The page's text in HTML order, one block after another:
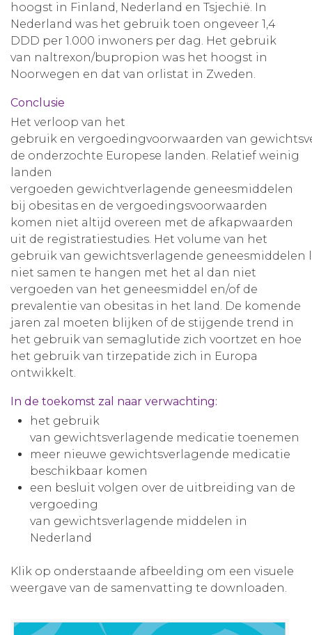
hoogst in Finland, Nederland en Tsjechië. In
Nederland was het gebruik toen ongeveer 1,4
DDD per 1.000 inwoners per dag. Het gebruik
van naltrexon/bupropion was het hoogst in
Noorwegen en dat van orlistat in Zweden.
Conclusie
Het verloop van het
gebruik en vergoedingvoorwaarden van
de onderzochte Europese landen. Relatief weinig
landen
vergoeden gewichtverlagende geneesmiddelen
bij obesitas en de vergoedingsvoorwaarden
komen niet altijd overeen met de afkapwaarden
uit de registratiestudies. Het volume van het
gebruik van gewichtsverlagende geneesmiddelen
niet samen te hangen met het al dan niet
vergoeden van het geneesmiddel en/of de
prevalentie van obesitas in het land. De komende
jaren zal moeten blijken of de stijgende trend in
het gebruik van semaglutide zich voortzet en hoe
het gebruik van tirzepatide zich in Europa
ontwikkelt.
In de toekomst zal naar verwachting:
het gebruik
van gewichtsverlagende medicatie toenemen
meer nieuwe gewichtsverlagende medicatie
beschikbaar komen
een besluit volgen over de uitbreiding van de
vergoeding
van gewichtsverlagende middelen in
Nederland
Klik op onderstaande afbeelding om een visuele
weergave van de samenvatting te downloaden.